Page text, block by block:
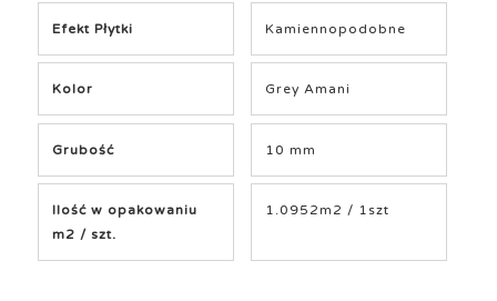
Efekt Płytki Kamiennopodobne
Kolor Grey Amani
Grubość 10 mm
Ilość w opakowaniu
m2 / szt.
1.0952m2 / 1szt